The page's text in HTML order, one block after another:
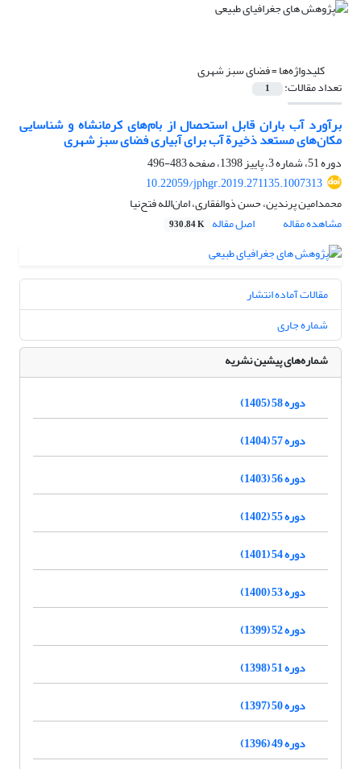
کلیدواژه‌ها =فضای سبز شهری
تعداد مقالات: 1
برآورد آب باران قابل استحصال از بام‌های کرمانشاه و شناسایی
مکان‌های مستعد ذخیرة آب برای آبیاری فضای سبز شهری
دوره 51، شماره 3، پاییز 1398، صفحه
483-496
10.22059/jphgr.2019.271135.1007313
محمدامین پرندین، حسن ذوالفقاری، امان‌الله فتح‌نیا
مشاهده مقاله
اصل مقاله 930.84 K
مقالات آماده انتشار
شماره جاری
شماره‌های پیشین نشریه
دوره 58 (1405)
دوره 57 (1404)
دوره 56 (1403)
دوره 55 (1402)
دوره 54 (1401)
دوره 53 (1400)
دوره 52 (1399)
دوره 51 (1398)
دوره 50 (1397)
دوره 49 (1396)